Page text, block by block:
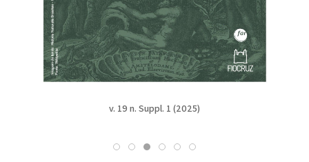
v. 19 n. Suppl. 1 (2025)